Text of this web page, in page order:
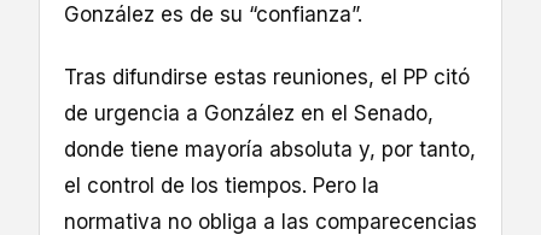
González es de su “confianza”.
Tras difundirse estas reuniones, el PP citó
de urgencia a González en el Senado,
donde tiene mayoría absoluta y, por tanto,
el control de los tiempos. Pero la
normativa no obliga a las comparecencias